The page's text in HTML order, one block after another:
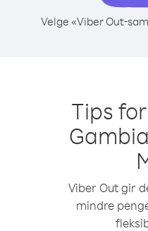
Velge «Viber Out-
Tips
Viber Out gir
mindre